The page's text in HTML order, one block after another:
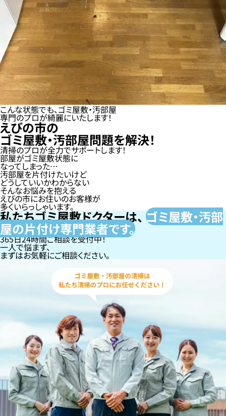
こんな状態でも、ゴミ屋敷・汚部屋
専門のプロが綺麗にいたします！
えびの市の
ゴミ屋敷・汚部屋問題を解決！
清掃のプロが全力でサポートします！
部屋がゴミ屋敷状態に
なってしまった…
汚部屋を片付けたいけど
どうしていいかわからない
そんなお悩みを抱える
えびの市にお住いのお客様が
多くいらっしゃいます。
私たちゴミ屋敷ドクターは、ゴミ屋敷・汚部
屋の片付け専門業者です。
365日24時間ご相談を受付中！
一人で悩まず、
まずはお気軽にご相談ください。